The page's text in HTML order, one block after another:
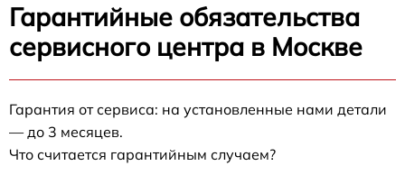
Гарантийные обязательства
сервисного центра в Москве
Гарантия от сервиса: на установленные нами детали
— до 3 месяцев.
Что считается гарантийным случаем?